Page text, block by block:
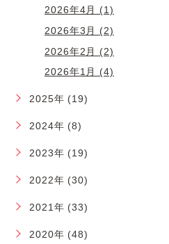
2026年4月 (1)
2026年3月 (2)
2026年2月 (2)
2026年1月 (4)
2025年 (19)
2024年 (8)
2023年 (19)
2022年 (30)
2021年 (33)
2020年 (48)